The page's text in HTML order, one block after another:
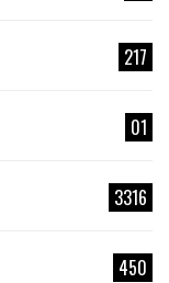
217
01
3316
450